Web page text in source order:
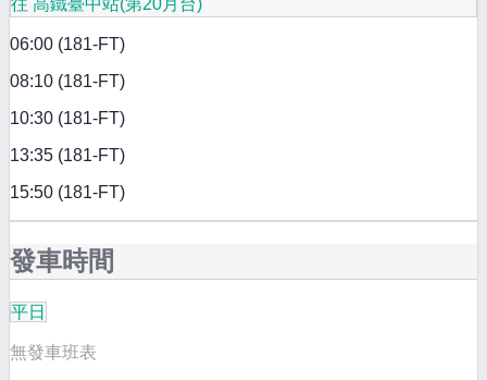
往 高鐵臺中站(第20月台)
06:00 (181-FT)
08:10 (181-FT)
10:30 (181-FT)
13:35 (181-FT)
15:50 (181-FT)
發車時間
平日
無發車班表